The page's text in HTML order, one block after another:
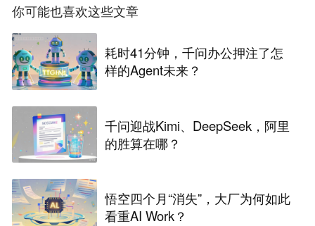
你可能也喜欢这些文章
耗时41分钟，千问办公押注了怎
样的Agent未来？
千问迎战Kimi、DeepSeek，阿里
的胜算在哪？
悟空四个月“消失”，大厂为何如此
看重AI Work？